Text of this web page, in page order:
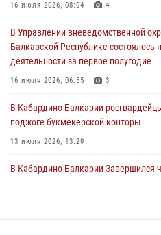
31 июля 2026, 09:22
Состоялась рабочая встреча
генерала армии Виктора Золотова с
представителя Президента
Кавказском федеральном округе
16 июля 2026, 08:04 4
В Управлении вневедомственной
Балкарской Республике состоялось
деятельности за первое полугодие
16 июля 2026, 06:55 3
В Кабардино-Балкарии
поджоге букмекерской конторы
13 июля 2026, 13:29
В Кабардино-Балкарии Завершился